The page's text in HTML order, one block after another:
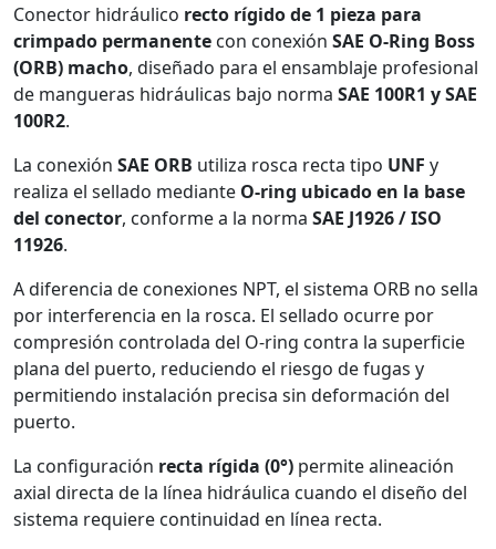
Conector hidráulico recto rígido de 1 pieza para
crimpado permanente con conexión SAE O-Ring Boss
(ORB) macho, diseñado para el ensamblaje profesional
de mangueras hidráulicas bajo norma SAE 100R1 y SAE
100R2.
La conexión SAE ORB utiliza rosca recta tipo UNF y
realiza el sellado mediante O-ring ubicado en la base
del conector, conforme a la norma SAE J1926 / ISO
11926.
A diferencia de conexiones NPT, el sistema ORB no sella
por interferencia en la rosca. El sellado ocurre por
compresión controlada del O-ring contra la superficie
plana del puerto, reduciendo el riesgo de fugas y
permitiendo instalación precisa sin deformación del
puerto.
La configuración recta rígida (0°) permite alineación
axial directa de la línea hidráulica cuando el diseño del
sistema requiere continuidad en línea recta.